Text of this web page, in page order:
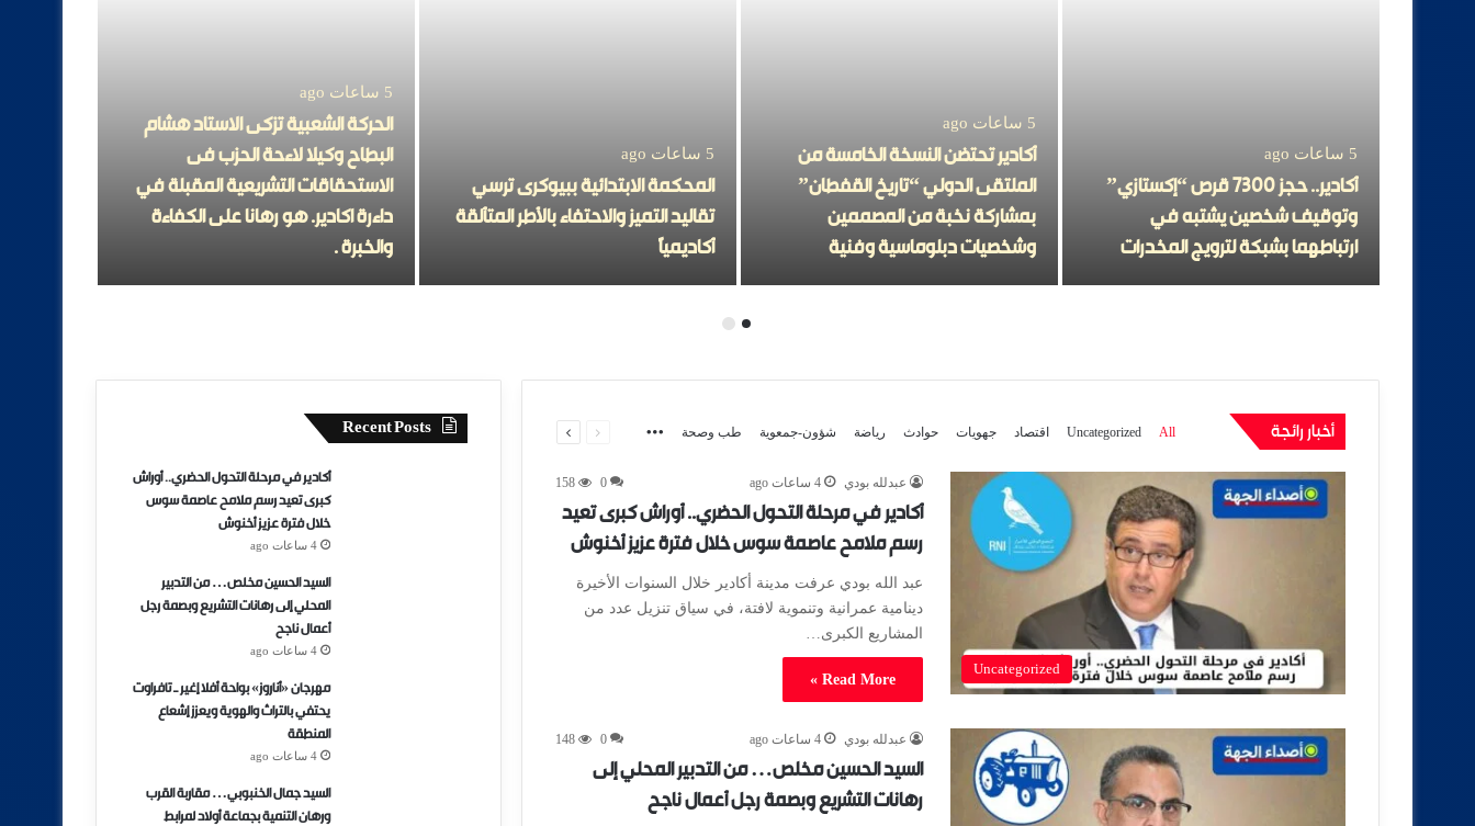
5 ساعات ago
أكادير.. حجز 7300 قرص “إكستازي”
وتوقيف شخصين يشتبه في
ارتباطهما بشبكة لترويج المخدرات
5 ساعات ago
أكادير تحتضن النسخة الخامسة من
الملتقى الدولي “تاريخ القفطان”
بمشاركة نخبة من المصممين
وشخصيات دبلوماسية وفنية
5 ساعات ago
المحكمة الابتدائية ببيوكرى ترسي
تقاليد التميز والاحتفاء بالأطر المتألقة
أكاديمياً
5 ساعات ago
الحركة الشعبية تزكى الاستاد هشام
البطاح وكيلا لاءحة الحزب فى
الاستحقاقات التشريعية المقبلة في
داءرة اكادير. هو رهانا على الكفاءة
والخبرة .
أخبار رائجة All
Uncategorized اقتصاد جهويات حوادث رياضة شؤون-جمعوية طب وصحة Previous
Uncategorized
عبدلله بودي 4 ساعات ago 0
158
أكادير في مرحلة التحول الحضري.. أوراش كبرى تعيد
رسم ملامح عاصمة سوس خلال فترة عزيز أخنوش
عبد الله بودي عرفت مدينة أكادير خلال السنوات الأخيرة
دينامية عمرانية وتنموية لافتة، في سياق تنزيل عدد من
المشاريع الكبرى…
Read More »
عبدلله بودي 4 ساعات ago 0
148
السيد الحسين مخلص… من التدبير المحلي إلى
رهانات التشريع وبصمة رجل أعمال ناجح
Recent Posts
أكادير في مرحلة التحول الحضري.. أوراش
كبرى تعيد رسم ملامح عاصمة سوس
خلال فترة عزيز أخنوش
4 ساعات ago
السيد الحسين مخلص… من التدبير
المحلي إلى رهانات التشريع وبصمة رجل
أعمال ناجح
4 ساعات ago
مهرجان «أناروز» بواحة أفلا إغير ـ تافراوت
يحتفي بالتراث والهوية ويعزز إشعاع
المنطقة
4 ساعات ago
السيد جمال الخنبوبي… مقاربة القرب
ورهان التنمية بجماعة أولاد لمرابط